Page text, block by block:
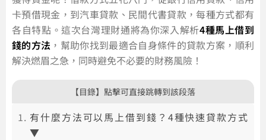
卡預借現金，到汽車貸款、民間代書貸款，每種方式都有
各自特點。這次台灣理財通將為你深入解析4種馬上借到
錢的方法 ，幫助你找到最適合自身條件的貸款方案，順利
解決燃眉之急，同時避免不必要的財務風險！
【目錄】點擊可直接跳轉到該段落
有什麼方法可以馬上借到錢？4種快速貸款方式
▼